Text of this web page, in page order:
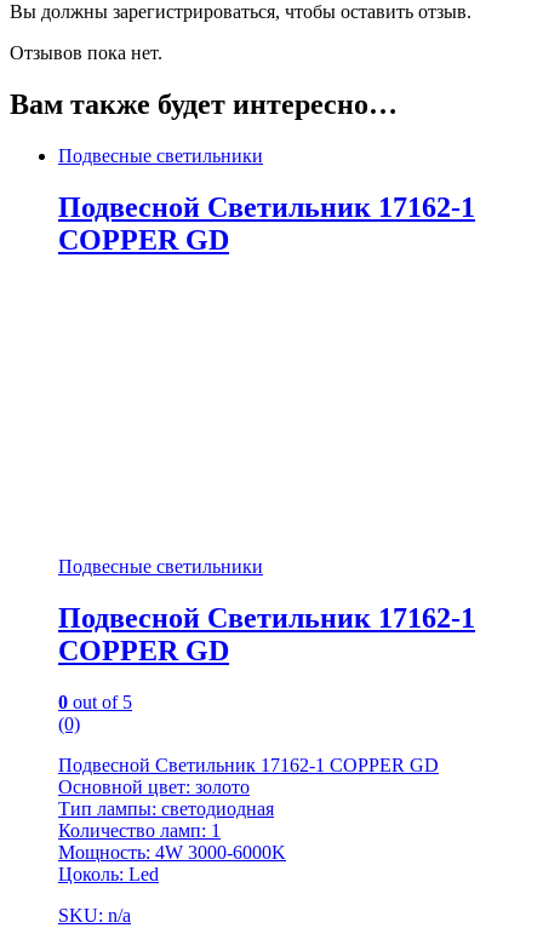
Вы должны зарегистрироваться, чтобы оставить отзыв.
Отзывов пока нет.
Вам также будет интересно…
Подвесные светильники
Подвесной Светильник 17162-1
COPPER GD
Подвесные светильники
Подвесной Светильник 17162-1
COPPER GD
0 out of 5
(0)
Подвесной Светильник 17162-1 COPPER GD
Основной цвет: золото
Тип лампы: светодиодная
Количество ламп: 1
Мощность: 4W 3000-6000K
Цоколь: Led
SKU: n/a